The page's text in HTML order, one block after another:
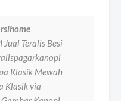
Jual Teralis Besi
Klasik Mewah
Klasik via